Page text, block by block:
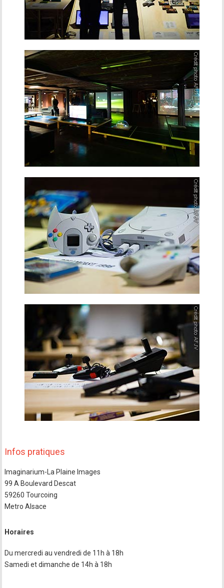
Infos pratiques
Imaginarium-La Plaine Images
99 A Boulevard Descat
59260 Tourcoing
Metro Alsace
Horaires
Du mercredi au vendredi de 11h à 18h
Samedi et dimanche de 14h à 18h